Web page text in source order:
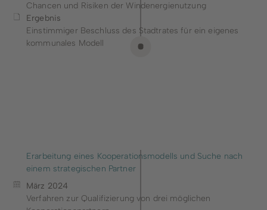
Chancen und Risiken der Windenergienutzung
Ergebnis
Einstimmiger Beschluss des Stadtrates für ein eigenes
kommunales Modell
Erarbeitung eines Kooperationsmodells und Suche nach
einem strategischen Partner
März 2024
Verfahren zur Qualifizierung von drei möglichen